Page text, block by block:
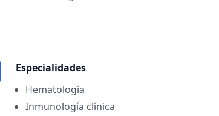
Especialidades
Hematología
Inmunología clínica